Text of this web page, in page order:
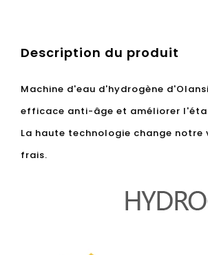
Description du produit
Machine d'eau d'hydrogène
efficace anti-âge et améliorer
La haute technologie change notre
frais.